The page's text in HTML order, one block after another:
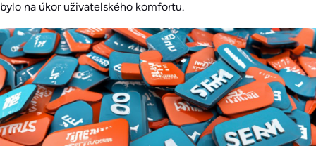
bylo na úkor uživatelského komfortu.